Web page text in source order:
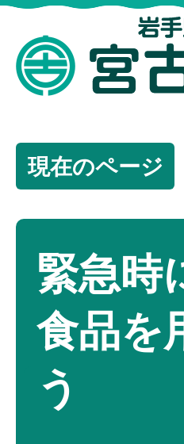
現在のページ
緊急時
食品を
う